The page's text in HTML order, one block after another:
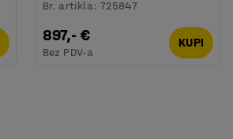
Br. artikla: 725847
897,- €
Bez PDV-a
KUPI